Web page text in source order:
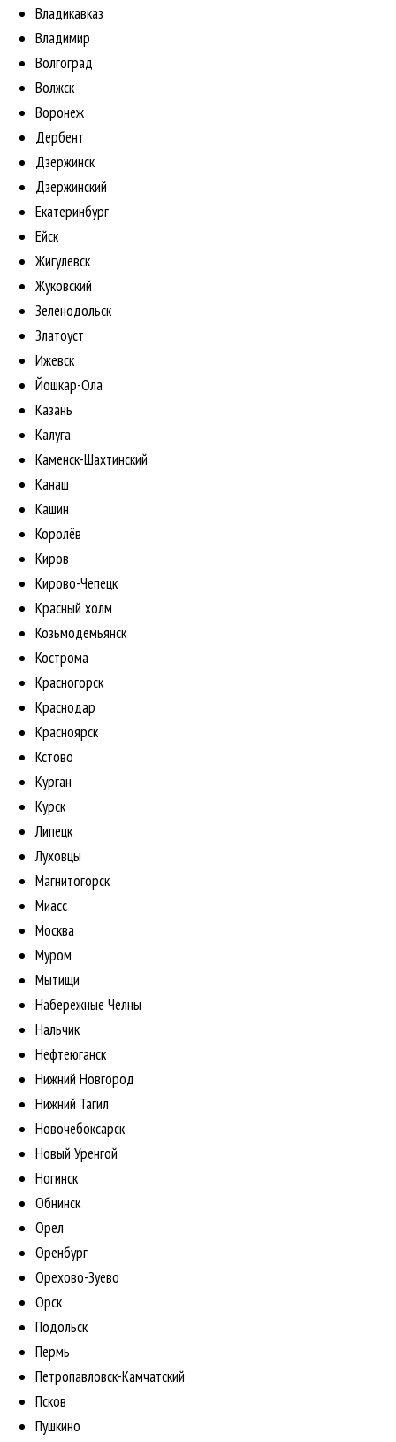
Владикавказ
Владимир
Волгоград
Волжск
Воронеж
Дербент
Дзержинск
Дзержинский
Екатеринбург
Ейск
Жигулевск
Жуковский
Зеленодольск
Златоуст
Ижевск
Йошкар-Ола
Казань
Калуга
Каменск-Шахтинский
Канаш
Кашин
Королёв
Киров
Кирово-Чепецк
Красный холм
Козьмодемьянск
Кострома
Красногорск
Краснодар
Красноярск
Кстово
Курган
Курск
Липецк
Луховцы
Магнитогорск
Миасс
Москва
Муром
Мытищи
Набережные Челны
Нальчик
Нефтеюганск
Нижний Новгород
Нижний Тагил
Новочебоксарск
Новый Уренгой
Ногинск
Обнинск
Орел
Оренбург
Орехово-Зуево
Орск
Подольск
Пермь
Петропавловск-Камчатский
Псков
Пушкино